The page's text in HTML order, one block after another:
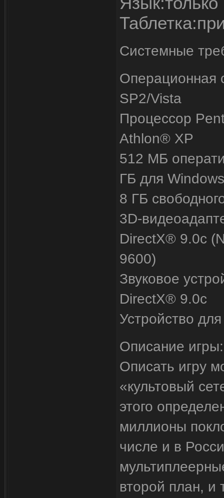
Системные
Операционная
SP2/Vistа
Процессор
Athlon® XP
512 МБ
ГБ для
8 ГБ
3D-
DirectX® 9.0с
9600)
Звуковое
DirectX® 9.0с
Устройство
Описание игры:
Описать игру
«культовый
этого
миллионы
числе и в
второй план, и